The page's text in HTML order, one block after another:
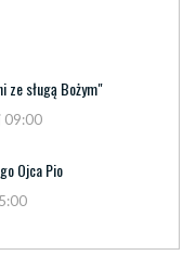
ze sługą Bożym"
09:00
Ojca Pio